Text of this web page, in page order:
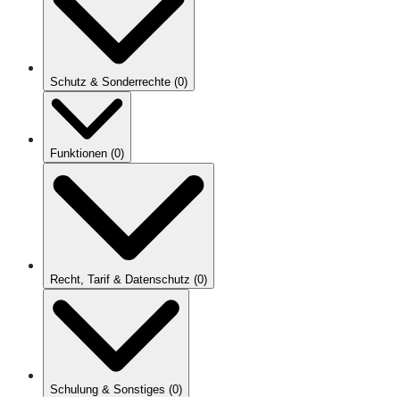
Schutz & Sonderrechte (0)
Funktionen (0)
Recht, Tarif & Datenschutz (0)
Schulung & Sonstiges (0)